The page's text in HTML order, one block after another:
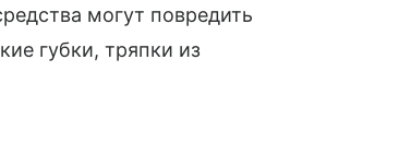
могут повредить
губки, тряпки из